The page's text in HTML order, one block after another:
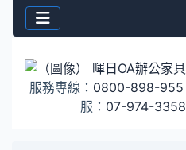
服務專線： 0800-898-955
服： 07-974-3358